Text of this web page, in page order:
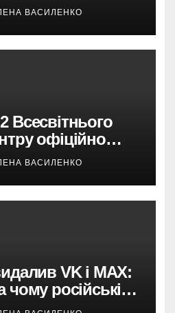
за
ВАСИЛЕНКО
Всесвітнього
офіційно
373 метри
ВАСИЛЕНКО
VK і MAX:
чому російські
із